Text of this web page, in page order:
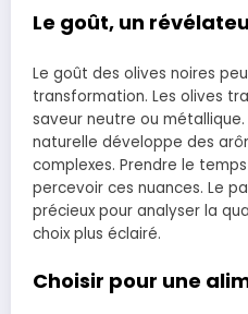
Le goût, un
Le goût des olives noires
transformation. Les olives
saveur neutre ou métallique.
naturelle développe des
complexes. Prendre le
percevoir ces nuances. Le
précieux pour analyser la
choix plus éclairé.
Choisir pour une